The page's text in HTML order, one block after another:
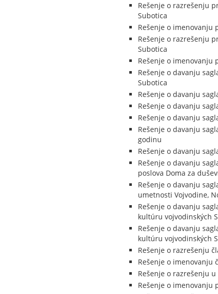
Rešenje o razrešenju
Subotica
Rešenje o imenovanju
Rešenje o razrešenju
Subotica
Rešenje o imenovanju
Rešenje o davanju
Subotica
Rešenje o davanju
Rešenje o davanju
Rešenje o davanju
Rešenje o davanju
godinu
Rešenje o davanju
Rešenje o davanju
poslova Doma za
Rešenje o davanju
umetnosti Vojvodine,
Rešenje o davanju
kultúru vojvodinských
Rešenje o davanju
kultúru vojvodinských
Rešenje o razrešenju
Rešenje o imenovanju
Rešenje o razrešenju
Rešenje o imenovanju